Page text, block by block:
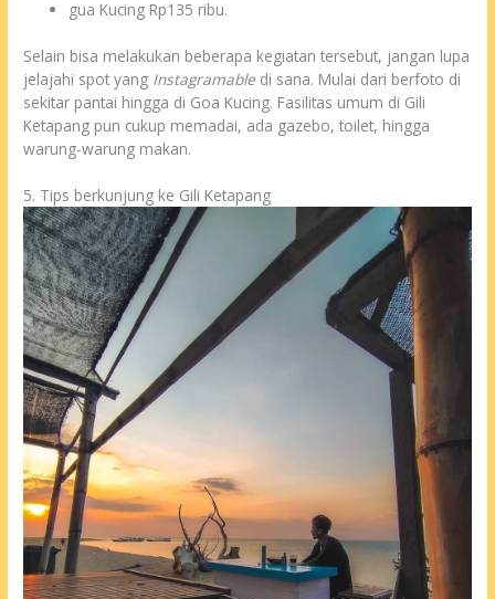
gua Kucing Rp135 ribu.
Selain bisa melakukan beberapa kegiatan tersebut, jangan lupa
jelajahi spot yang Instagramable di sana. Mulai dari berfoto di
sekitar pantai hingga di Goa Kucing. Fasilitas umum di Gili
Ketapang pun cukup memadai, ada gazebo, toilet, hingga
warung-warung makan.
5. Tips berkunjung ke Gili Ketapang